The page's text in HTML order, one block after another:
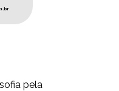
pela